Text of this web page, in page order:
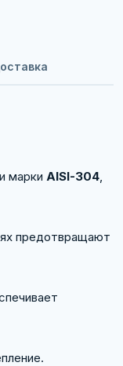
марки AISI-304,
предотвращают